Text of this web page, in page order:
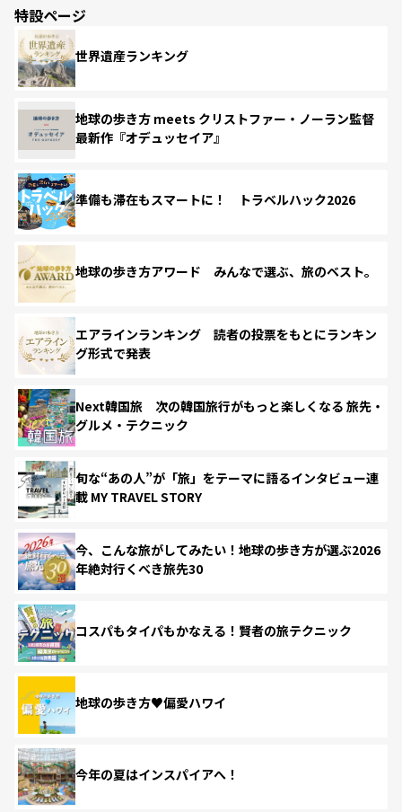
特設ページ
世界遺産ランキング
地球の歩き方 meets クリストファー・ノーラン監督
最新作『オデュッセイア』
準備も滞在もスマートに！ トラベルハック2026
地球の歩き方アワード みんなで選ぶ、旅のベスト。
エアラインランキング 読者の投票をもとにランキン
グ形式で発表
Next韓国旅 次の韓国旅行がもっと楽しくなる 旅先・
グルメ・テクニック
旬な“あの人”が「旅」をテーマに語るインタビュー連
載 MY TRAVEL STORY
今、こんな旅がしてみたい！地球の歩き方が選ぶ2026
年絶対行くべき旅先30
コスパもタイパもかなえる！賢者の旅テクニック
地球の歩き方♥偏愛ハワイ
今年の夏はインスパイアへ！